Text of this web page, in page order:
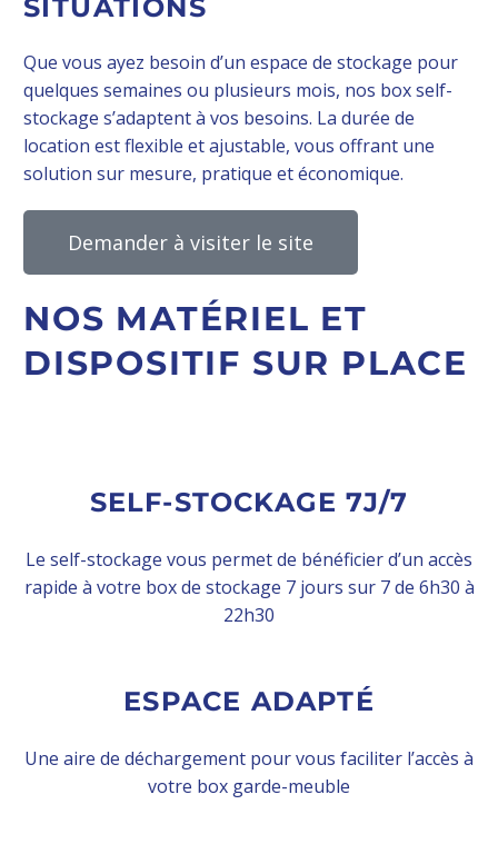
SITUATIONS
Que vous ayez besoin d’un espace de stockage pour
quelques semaines ou plusieurs mois, nos box self-
stockage s’adaptent à vos besoins. La durée de
location est flexible et ajustable, vous offrant une
solution sur mesure, pratique et économique.
Demander à visiter le site
NOS MATÉRIEL ET
DISPOSITIF SUR PLACE
SELF-STOCKAGE 7J/7
Le self-stockage vous permet de bénéficier d’un accès
rapide à votre box de stockage 7 jours sur 7 de 6h30 à
22h30
ESPACE ADAPTÉ
Une aire de déchargement pour vous faciliter l’accès à
votre box garde-meuble